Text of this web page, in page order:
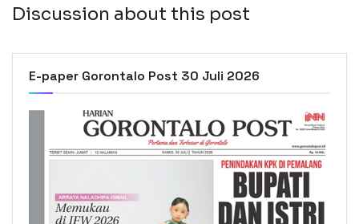
Discussion about this post
E-paper Gorontalo Post 30 Juli 2026